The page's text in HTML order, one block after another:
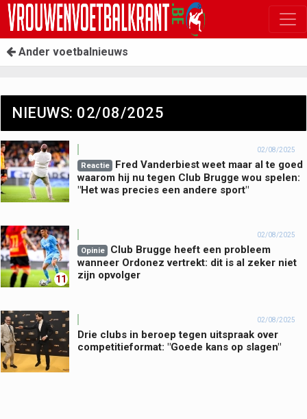
Ander voetbalnieuws
NIEUWS: 02/08/2025
02/08/2025
Reactie
Fred Vanderbiest weet maar al te goed
waarom hij nu tegen Club Brugge wou spelen:
"Het was precies een andere sport"
11
02/08/2025
Opinie
Club Brugge heeft een probleem
wanneer Ordonez vertrekt: dit is al zeker niet
zijn opvolger
02/08/2025
Drie clubs in beroep tegen uitspraak over
competitieformat: "Goede kans op slagen"